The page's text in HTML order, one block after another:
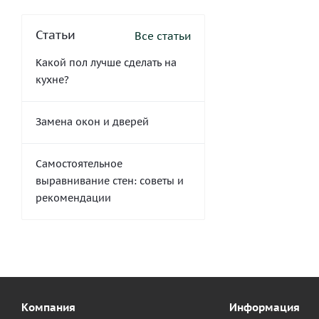
Статьи Все статьи
Какой пол лучше сделать на
кухне?
Замена окон и дверей
Самостоятельное
выравнивание стен: советы и
рекомендации
Компания Информация